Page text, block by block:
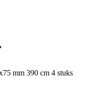
mm 390 cm 4 stuks